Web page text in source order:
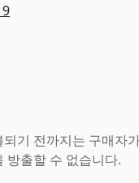
기 전까지는 구매자
방출할 수 없습니다.